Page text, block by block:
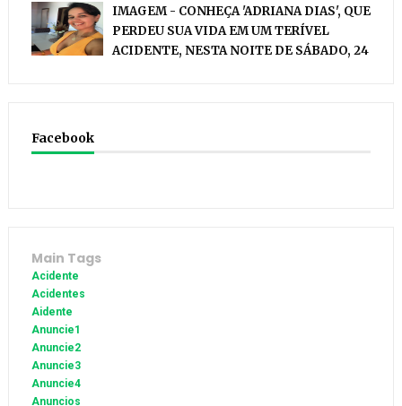
IMAGEM - CONHEÇA 'ADRIANA DIAS', QUE
PERDEU SUA VIDA EM UM TERÍVEL
ACIDENTE, NESTA NOITE DE SÁBADO, 24
Facebook
Main Tags
Acidente
Acidentes
Aidente
Anuncie1
Anuncie2
Anuncie3
Anuncie4
Anuncios